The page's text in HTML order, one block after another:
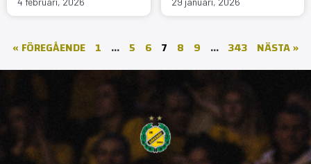
« FÖREGÅENDE 1 … 5 6 7 8 9 … 343 NÄSTA »